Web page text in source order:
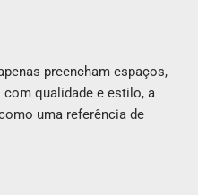
preencham espaços,
qualidade e estilo, a
uma referência de